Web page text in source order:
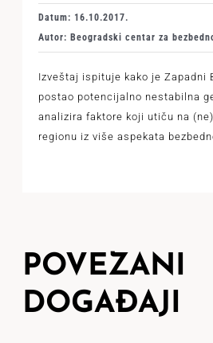
Datum: 16.10.2017.
Autor: Beogradski centar za
Izveštaj ispituje kako je Zapadni
postao potencijalno nestabilna
analizira faktore koji utiču na
regionu iz više aspekata
POVEZANI
DOGAĐAJI